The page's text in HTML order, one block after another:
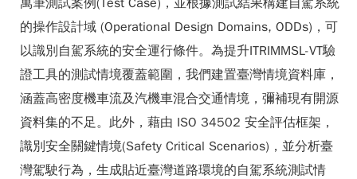
萬筆測試案例(Test Case)，並根據測試結果構建自駕系統
的操作設計域 (Operational Design Domains, ODDs)，可
以識別自駕系統的安全運行條件。為提升ITRIMMSL-VT驗
證工具的測試情境覆蓋範圍，我們建置臺灣情境資料庫，
涵蓋高密度機車流及汽機車混合交通情境，彌補現有開源
資料集的不足。此外，藉由 ISO 34502 安全評估框架，
識別安全關鍵情境(Safety Critical Scenarios)，並分析臺
灣駕駛行為，生成貼近臺灣道路環境的自駕系統測試情